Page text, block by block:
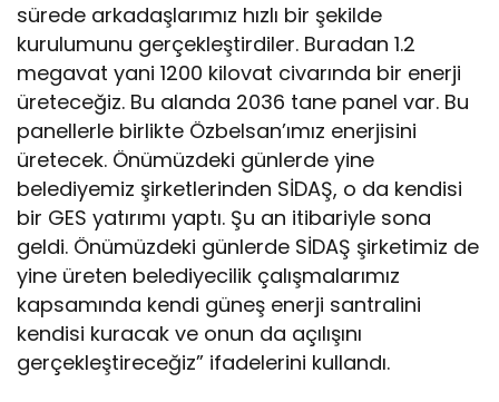
sürede arkadaşlarımız hızlı bir şekilde
kurulumunu gerçekleştirdiler. Buradan 1.2
megavat yani 1200 kilovat civarında bir enerji
üreteceğiz. Bu alanda 2036 tane panel var. Bu
panellerle birlikte Özbelsan’ımız enerjisini
üretecek. Önümüzdeki günlerde yine
belediyemiz şirketlerinden SİDAŞ, o da kendisi
bir GES yatırımı yaptı. Şu an itibariyle sona
geldi. Önümüzdeki günlerde SİDAŞ şirketimiz de
yine üreten belediyecilik çalışmalarımız
kapsamında kendi güneş enerji santralini
kendisi kuracak ve onun da açılışını
gerçekleştireceğiz” ifadelerini kullandı.